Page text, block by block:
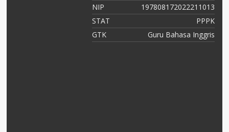
NIP
197808172022211013
STAT
PPPK
GTK
Guru Bahasa Inggris